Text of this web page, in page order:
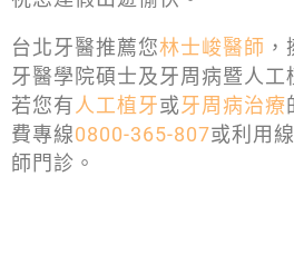
台北牙醫推薦您林士峻醫師
牙醫學院碩士及牙周病暨人工
若您有人工植牙或牙周病治療
費專線0800-365-807或利用
師門診。